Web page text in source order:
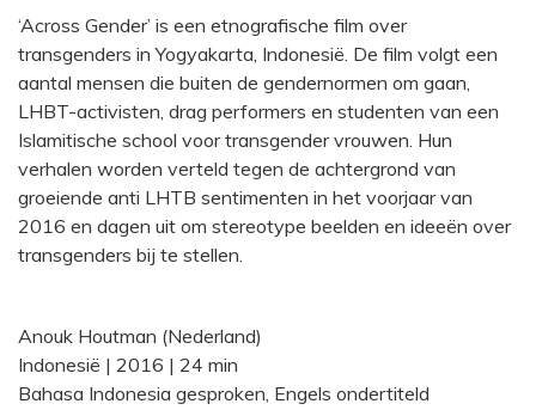
‘Across Gender’ is een etnografische film over
transgenders in Yogyakarta, Indonesië. De film volgt een
aantal mensen die buiten de gendernormen om gaan,
LHBT-activisten, drag performers en studenten van een
Islamitische school voor transgender vrouwen. Hun
verhalen worden verteld tegen de achtergrond van
groeiende anti LHTB sentimenten in het voorjaar van
2016 en dagen uit om stereotype beelden en ideeën over
transgenders bij te stellen.
Anouk Houtman (Nederland)
Indonesië | 2016 | 24 min
Bahasa Indonesia gesproken, Engels ondertiteld